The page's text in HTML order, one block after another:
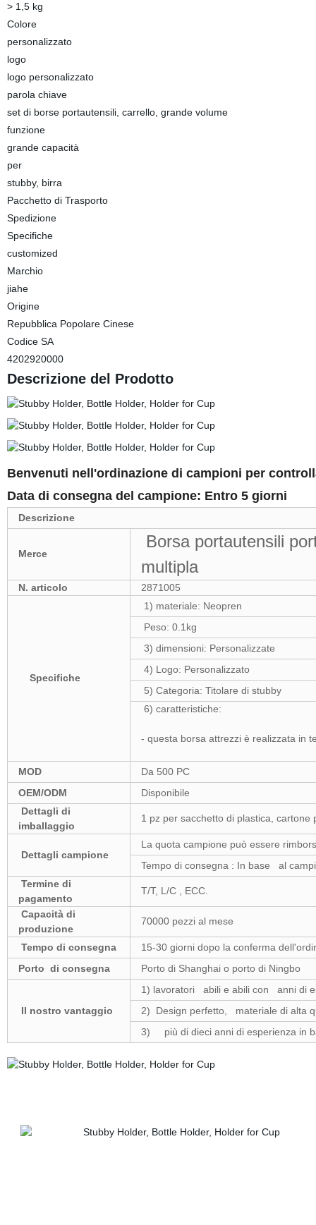
> 1,5 kg
Colore
personalizzato
logo
logo personalizzato
parola chiave
set di borse portautensili, carrello, grande volume
funzione
grande capacità
per
stubby, birra
Pacchetto di Trasporto
Spedizione
Specifiche
customized
Marchio
jiahe
Origine
Repubblica Popolare Cinese
Codice SA
4202920000
Descrizione del Prodotto
Benvenuti nell'ordinazione di campioni per
Data di consegna del campione: Entro 5 giorni
Descrizione
Merce
Borsa portautensili
multipla
N. articolo 2871005
Specifiche
1) materiale: Neopren
Peso: 0.1kg
3) dimensioni: Personalizzate
4) Logo: Personalizzato
5) Categoria: Titolare di stubby
6) caratteristiche:
- questa borsa attrezzi è realizzata in
MOD
Da 500 PC
OEM/ODM
Disponibile
Dettagli di
imballaggio
1 pz per sacchetto di plastica, cartone
Dettagli campione
La quota campione può essere
Tempo di consegna : In base al
Termine di
pagamento
T/T, L/C , ECC.
Capacità di
produzione
70000 pezzi al mese
Tempo di consegna
15-30 giorni dopo la conferma
Porto di consegna
Porto di Shanghai o porto di Ningbo
Il nostro vantaggio
1) lavoratori abili e abili con anni di
2) Design perfetto, materiale di alta
3) più di dieci anni di esperienza in